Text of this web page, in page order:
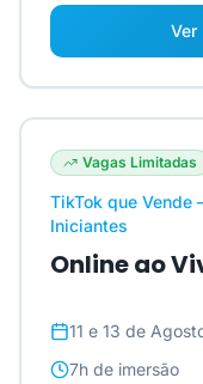
Ver
Vagas Limitadas
TikTok que Vende
Iniciantes
Online ao
11 e 13 de
7h de imersão